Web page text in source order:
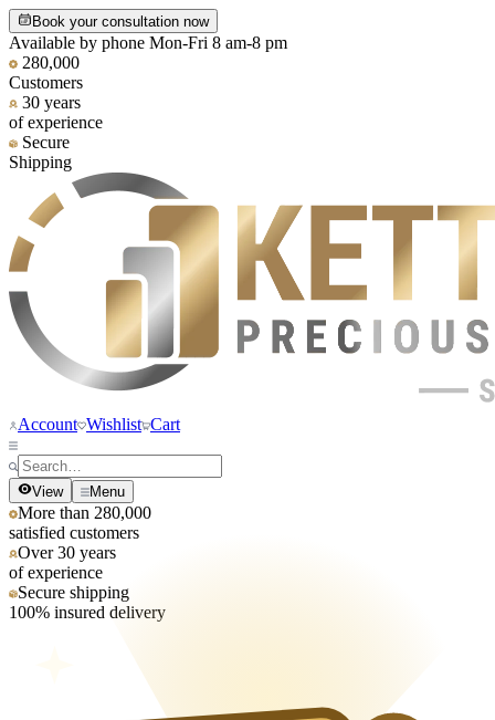
Book your consultation now
Available by phone Mon-Fri 8 am-8 pm
280,000
Customers
30 years
of experience
Secure
Shipping
Account Wishlist Cart
View Menu
More than 280,000
satisfied customers
Over 30 years
of experience
Secure shipping
100% insured delivery